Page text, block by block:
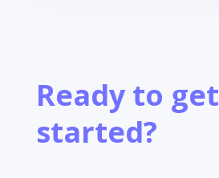
Ready to get
started?